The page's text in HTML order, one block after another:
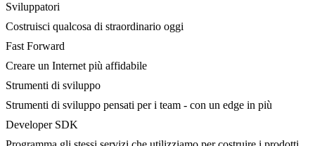
Sviluppatori
Costruisci qualcosa di straordinario oggi
Fast Forward
Creare un Internet più affidabile
Strumenti di sviluppo
Strumenti di sviluppo pensati per i team - con un edge in più
Developer SDK